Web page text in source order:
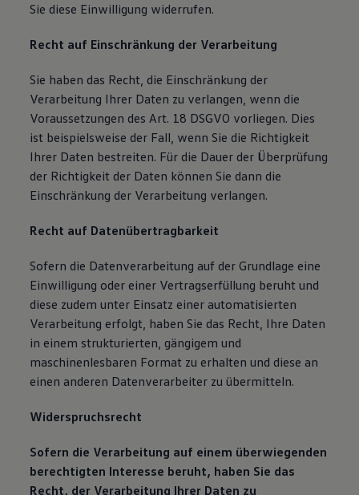
Sie diese Einwilligung widerrufen.
Recht auf Einschränkung der Verarbeitung
Sie haben das Recht, die Einschränkung der
Verarbeitung Ihrer Daten zu verlangen, wenn die
Voraussetzungen des Art. 18 DSGVO vorliegen. Dies
ist beispielsweise der Fall, wenn Sie die Richtigkeit
Ihrer Daten bestreiten. Für die Dauer der Überprüfung
der Richtigkeit der Daten können Sie dann die
Einschränkung der Verarbeitung verlangen.
Recht auf Datenübertragbarkeit
Sofern die Datenverarbeitung auf der Grundlage eine
Einwilligung oder einer Vertragserfüllung beruht und
diese zudem unter Einsatz einer automatisierten
Verarbeitung erfolgt, haben Sie das Recht, Ihre Daten
in einem strukturierten, gängigem und
maschinenlesbaren Format zu erhalten und diese an
einen anderen Datenverarbeiter zu übermitteln.
Widerspruchsrecht
Sofern die Verarbeitung auf einem überwiegenden
berechtigten Interesse beruht, haben Sie das
Recht, der Verarbeitung Ihrer Daten zu